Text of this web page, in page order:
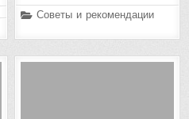
Posted
Советы и рекомендации